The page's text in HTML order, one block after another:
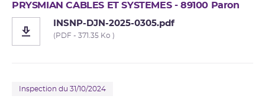
PRYSMIAN CABLES ET SYSTEMES - 89100 Paron
INSNP-DJN-2025-0305.pdf
(PDF - 371.35 Ko )
Inspection du 31/10/2024